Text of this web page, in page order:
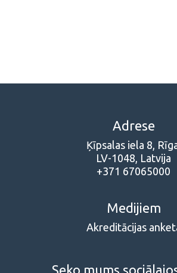
Adrese
Ķīpsalas iela 8,
LV-1048, Latvija
+371 67065000
Medijiem
Akreditācijas
Seko mums